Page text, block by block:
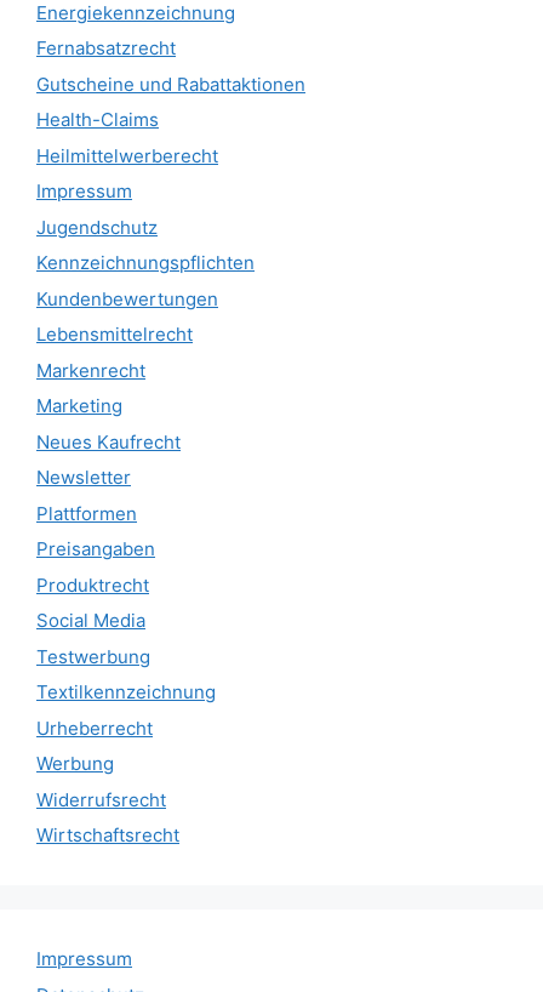
Energiekennzeichnung
Fernabsatzrecht
Gutscheine und Rabattaktionen
Health-Claims
Heilmittelwerberecht
Impressum
Jugendschutz
Kennzeichnungspflichten
Kundenbewertungen
Lebensmittelrecht
Markenrecht
Marketing
Neues Kaufrecht
Newsletter
Plattformen
Preisangaben
Produktrecht
Social Media
Testwerbung
Textilkennzeichnung
Urheberrecht
Werbung
Widerrufsrecht
Wirtschaftsrecht
Impressum